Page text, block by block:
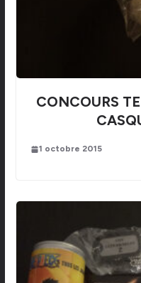
CONCOURS
1 octobre 2015